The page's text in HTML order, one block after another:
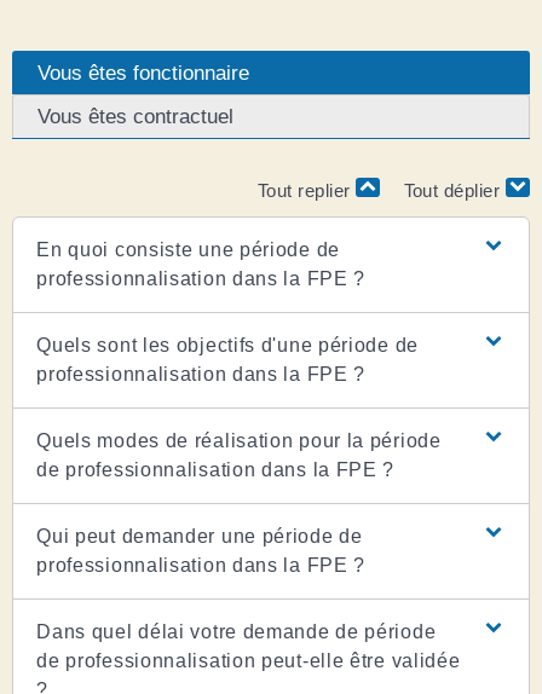
Vous êtes fonctionnaire
Vous êtes contractuel
Tout replier Tout déplier
En quoi consiste une période de
professionnalisation dans la FPE ?
Quels sont les objectifs d'une période de
professionnalisation dans la FPE ?
Quels modes de réalisation pour la période
de professionnalisation dans la FPE ?
Qui peut demander une période de
professionnalisation dans la FPE ?
Dans quel délai votre demande de période
de professionnalisation peut-elle être validée
?